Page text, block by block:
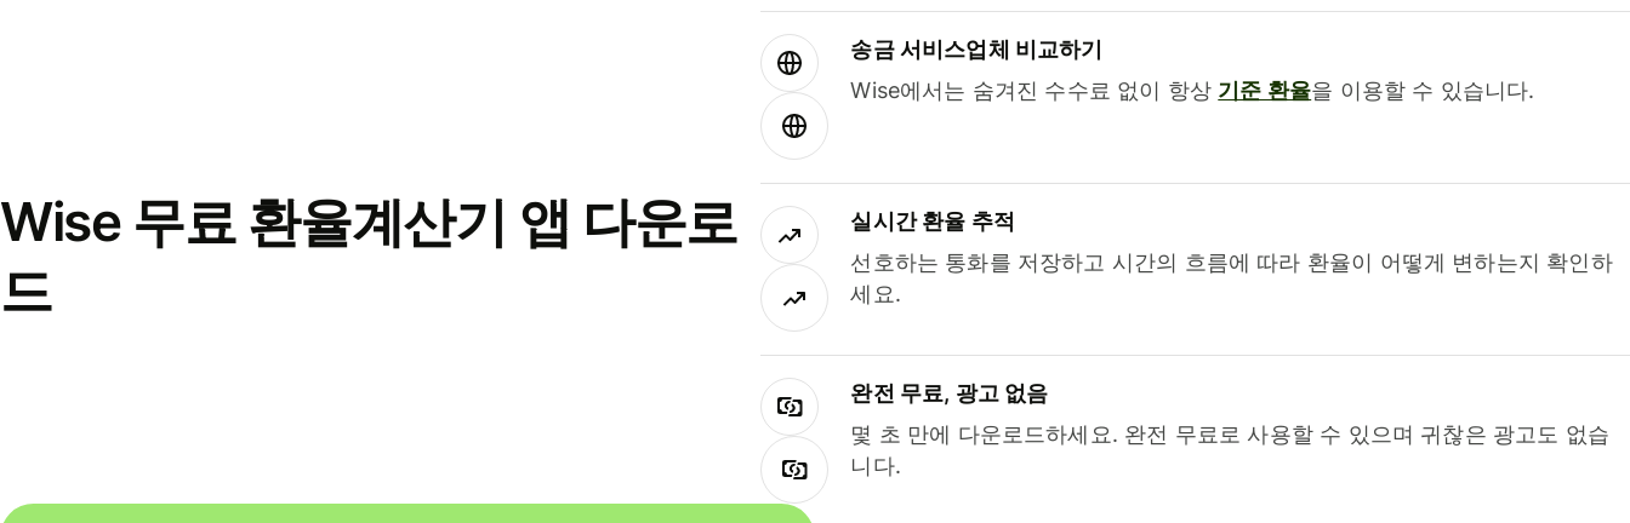
Wise 무료 환율계산기 앱 다운로
드
송금 서비스업체 비교하기
Wise에서는 숨겨진 수수료 없이 항상 기준 환율을 이용할 수 있습니다.
실시간 환율 추적
선호하는 통화를 저장하고 시간의 흐름에 따라 환율이 어떻게 변하는지 확인하
세요.
완전 무료, 광고 없음
몇 초 만에 다운로드하세요. 완전 무료로 사용할 수 있으며 귀찮은 광고도 없습
니다.